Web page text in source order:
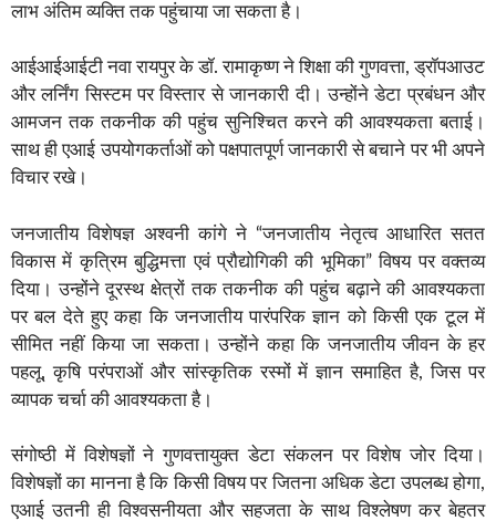
लाभ अंतिम व्यक्ति तक पहुंचाया जा सकता है।
आईआईआईटी नवा रायपुर के डॉ. रामाकृष्ण ने शिक्षा की गुणवत्ता, ड्रॉपआउट
और लर्निंग सिस्टम पर विस्तार से जानकारी दी। उन्होंने डेटा प्रबंधन और
आमजन तक तकनीक की पहुंच सुनिश्चित करने की आवश्यकता बताई।
साथ ही एआई उपयोगकर्ताओं को पक्षपातपूर्ण जानकारी से बचाने पर भी अपने
विचार रखे।
जनजातीय विशेषज्ञ अश्वनी कांगे ने “जनजातीय नेतृत्व आधारित सतत
विकास में कृत्रिम बुद्धिमत्ता एवं प्रौद्योगिकी की भूमिका” विषय पर वक्तव्य
दिया। उन्होंने दूरस्थ क्षेत्रों तक तकनीक की पहुंच बढ़ाने की आवश्यकता
पर बल देते हुए कहा कि जनजातीय पारंपरिक ज्ञान को किसी एक टूल में
सीमित नहीं किया जा सकता। उन्होंने कहा कि जनजातीय जीवन के हर
पहलू, कृषि परंपराओं और सांस्कृतिक रस्मों में ज्ञान समाहित है, जिस पर
व्यापक चर्चा की आवश्यकता है।
संगोष्ठी में विशेषज्ञों ने गुणवत्तायुक्त डेटा संकलन पर विशेष जोर दिया।
विशेषज्ञों का मानना है कि किसी विषय पर जितना अधिक डेटा उपलब्ध होगा,
एआई उतनी ही विश्वसनीयता और सहजता के साथ विश्लेषण कर बेहतर